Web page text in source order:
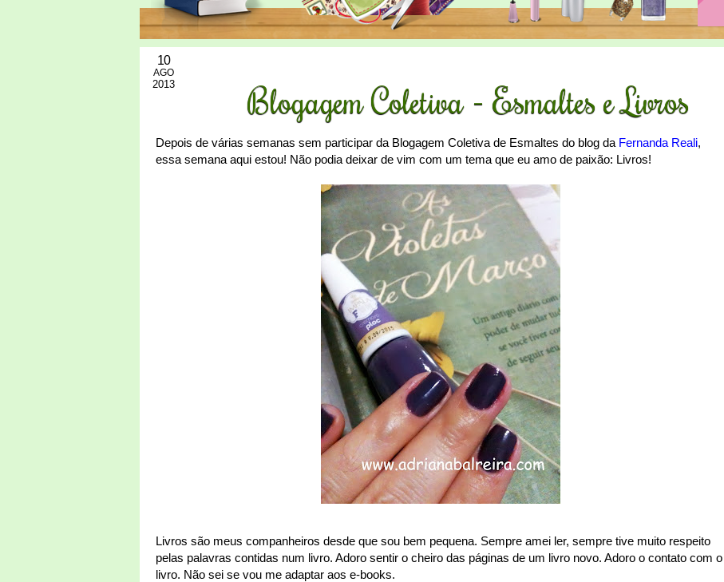
10
AGO
2013 Blogagem Coletiva - Esmaltes e Livros
Depois de várias semanas sem participar da Blogagem Coletiva de Esmaltes do blog da Fernanda Reali,
essa semana aqui estou! Não podia deixar de vim com um tema que eu amo de paixão: Livros!
Livros são meus companheiros desde que sou bem pequena. Sempre amei ler, sempre tive muito respeito
pelas palavras contidas num livro. Adoro sentir o cheiro das páginas de um livro novo. Adoro o contato com o
livro. Não sei se vou me adaptar aos e-books.